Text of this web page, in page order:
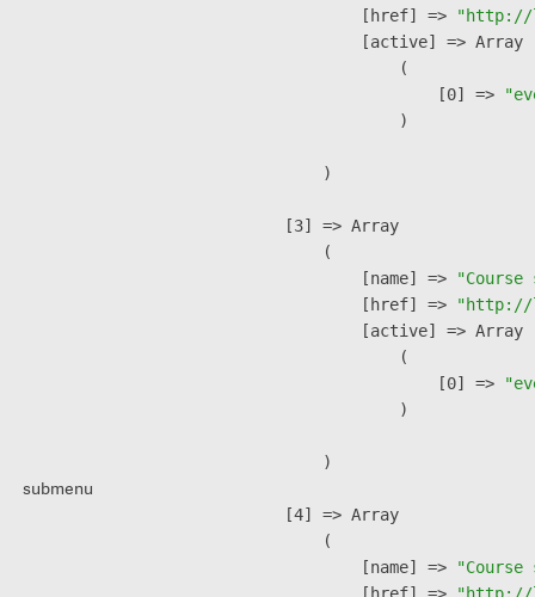
submenu
            [href] =>
"http://
            [active] => Array
                (
                    [0] =>
                )
        )
    [3] => Array
        (
            [name] =>
            [href] =>
"http://
            [active] => Array
                (
                    [0] =>
                )
        )
    [4] => Array
        (
            [name] =>